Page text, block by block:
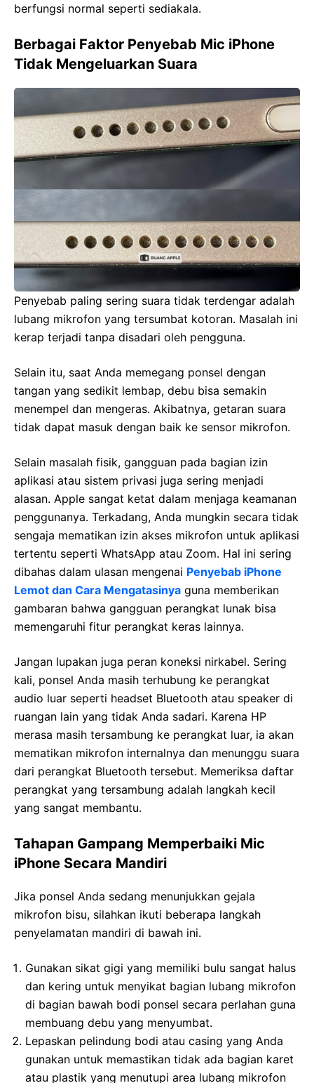
berfungsi normal seperti sediakala.
Berbagai Faktor Penyebab Mic iPhone
Tidak Mengeluarkan Suara
Penyebab paling sering suara tidak terdengar adalah
lubang mikrofon yang tersumbat kotoran. Masalah ini
kerap terjadi tanpa disadari oleh pengguna.
Selain itu, saat Anda memegang ponsel dengan
tangan yang sedikit lembap, debu bisa semakin
menempel dan mengeras. Akibatnya, getaran suara
tidak dapat masuk dengan baik ke sensor mikrofon.
Selain masalah fisik, gangguan pada bagian izin
aplikasi atau sistem privasi juga sering menjadi
alasan. Apple sangat ketat dalam menjaga keamanan
penggunanya. Terkadang, Anda mungkin secara tidak
sengaja mematikan izin akses mikrofon untuk aplikasi
tertentu seperti WhatsApp atau Zoom. Hal ini sering
dibahas dalam ulasan mengenai Penyebab iPhone
Lemot dan Cara Mengatasinya guna memberikan
gambaran bahwa gangguan perangkat lunak bisa
memengaruhi fitur perangkat keras lainnya.
Jangan lupakan juga peran koneksi nirkabel. Sering
kali, ponsel Anda masih terhubung ke perangkat
audio luar seperti headset Bluetooth atau speaker di
ruangan lain yang tidak Anda sadari. Karena HP
merasa masih tersambung ke perangkat luar, ia akan
mematikan mikrofon internalnya dan menunggu suara
dari perangkat Bluetooth tersebut. Memeriksa daftar
perangkat yang tersambung adalah langkah kecil
yang sangat membantu.
Tahapan Gampang Memperbaiki Mic
iPhone Secara Mandiri
Jika ponsel Anda sedang menunjukkan gejala
mikrofon bisu, silahkan ikuti beberapa langkah
penyelamatan mandiri di bawah ini.
Gunakan sikat gigi yang memiliki bulu sangat halus
dan kering untuk menyikat bagian lubang mikrofon
di bagian bawah bodi ponsel secara perlahan guna
membuang debu yang menyumbat.
Lepaskan pelindung bodi atau casing yang Anda
gunakan untuk memastikan tidak ada bagian karet
atau plastik yang menutupi area lubang mikrofon